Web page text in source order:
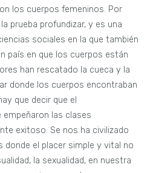
los cuerpos femeninos. Por
prueba profundizar, y es una
sociales en la que también
país en que los cuerpos están
han rescatado la cueca y la
donde los cuerpos encontraban
que decir que el
empeñaron las clases
exitoso. Se nos ha civilizado
donde el placer simple y vital no
la sexualidad, en nuestra